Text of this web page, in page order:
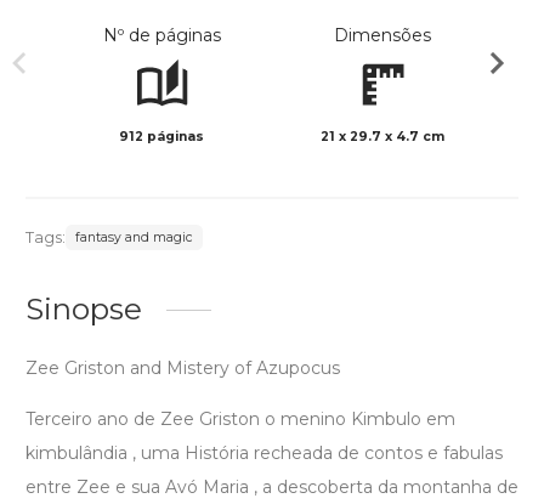
Nº de páginas
912 páginas
Dimensões
21 x 29.7 x 4.7 cm
Tags: fantasy and magic
Sinopse
Zee Griston and Mistery of Azupocus
Terceiro ano de Zee Griston o menino Kimbulo em
kimbulândia , uma História recheada de contos e fabulas
entre Zee e sua Avó Maria , a descoberta da montanha de